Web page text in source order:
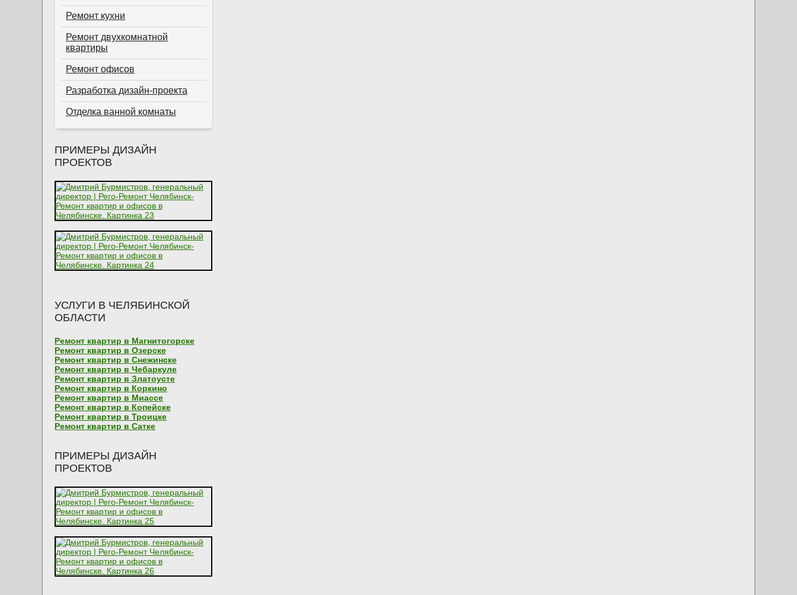
Ремонт кухни
Ремонт двухкомнатной
квартиры
Ремонт офисов
Разработка дизайн-проекта
Отделка ванной комнаты
ПРИМЕРЫ ДИЗАЙН
ПРОЕКТОВ
УСЛУГИ В ЧЕЛЯБИНСКОЙ
ОБЛАСТИ
Ремонт квартир в Магнитогорске
Ремонт квартир в Озерске
Ремонт квартир в Снежинске
Ремонт квартир в Чебаркуле
Ремонт квартир в Златоусте
Ремонт квартир в Коркино
Ремонт квартир в Миассе
Ремонт квартир в Копейске
Ремонт квартир в Троицке
Ремонт квартир в Сатке
ПРИМЕРЫ ДИЗАЙН
ПРОЕКТОВ